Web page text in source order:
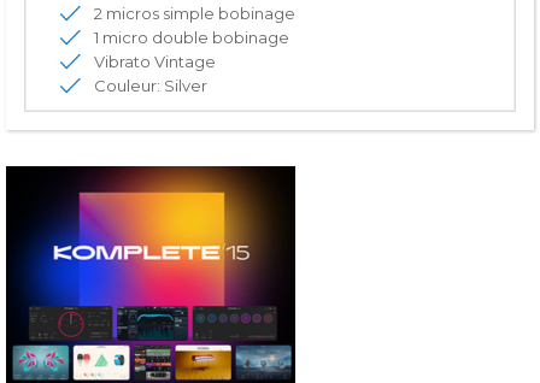
2 micros simple bobinage
1 micro double bobinage
Vibrato Vintage
Couleur: Silver